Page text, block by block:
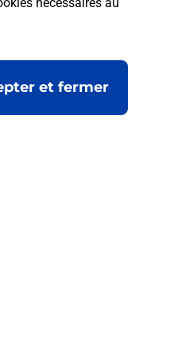
et fermer